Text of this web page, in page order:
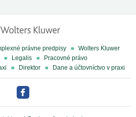
právne predpisy
Wolters Kluwer
Legalis
Pracovné právo
Direktor Dane a účtovníctvo v praxi